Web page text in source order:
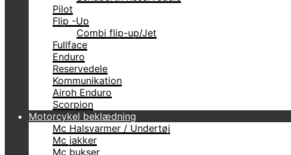
Pilot
Flip -Up
Combi flip-up/Jet
Fullface
Enduro
Reservedele
Kommunikation
Airoh Enduro
Scorpion
Motorcykel beklædning
Mc Halsvarmer / Undertøj
Mc jakker
Mc bukser